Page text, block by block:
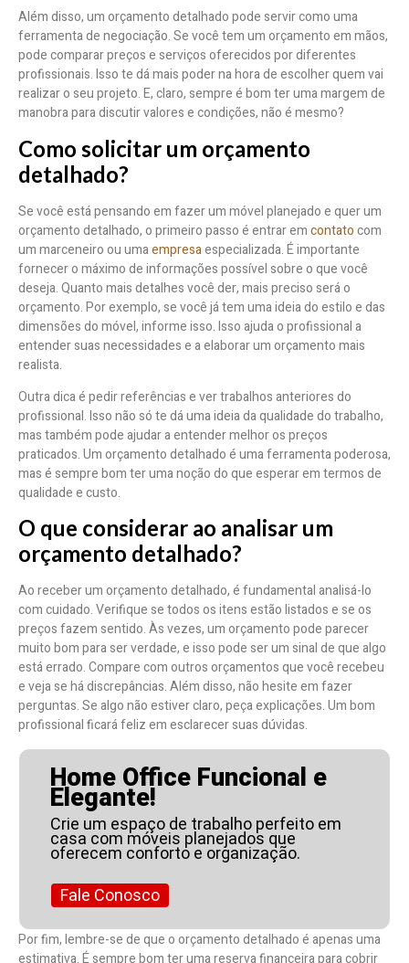
Além disso, um orçamento detalhado pode servir como uma
ferramenta de negociação. Se você tem um orçamento em mãos,
pode comparar preços e serviços oferecidos por diferentes
profissionais. Isso te dá mais poder na hora de escolher quem vai
realizar o seu projeto. E, claro, sempre é bom ter uma margem de
manobra para discutir valores e condições, não é mesmo?
Como solicitar um orçamento
detalhado?
Se você está pensando em fazer um móvel planejado e quer um
orçamento detalhado, o primeiro passo é entrar emcontatocom
um marceneiro ou umaempresaespecializada. É importante
fornecer o máximo de informações possível sobre o que você
deseja. Quanto mais detalhes você der, mais preciso será o
orçamento. Por exemplo, se você já tem uma ideia do estilo e das
dimensões do móvel, informe isso. Isso ajuda o profissional a
entender suas necessidades e a elaborar um orçamento mais
realista.
Outra dica é pedir referências e ver trabalhos anteriores do
profissional. Isso não só te dá uma ideia da qualidade do trabalho,
mas também pode ajudar a entender melhor os preços
praticados. Um orçamento detalhado é uma ferramenta poderosa,
mas é sempre bom ter uma noção do que esperar em termos de
qualidade e custo.
O que considerar ao analisar um
orçamento detalhado?
Ao receber um orçamento detalhado, é fundamental analisá-lo
com cuidado. Verifique se todos os itens estão listados e se os
preços fazem sentido. Às vezes, um orçamento pode parecer
muito bom para ser verdade, e isso pode ser um sinal de que algo
está errado. Compare com outros orçamentos que você recebeu
e veja se há discrepâncias. Além disso, não hesite em fazer
perguntas. Se algo não estiver claro, peça explicações. Um bom
profissional ficará feliz em esclarecer suas dúvidas.
Home Office Funcional e
Elegante!
Crie um espaço de trabalho perfeito em
casa com móveis planejados que
oferecem conforto e organização.
Fale Conosco
Por fim, lembre-se de que o orçamento detalhado é apenas uma